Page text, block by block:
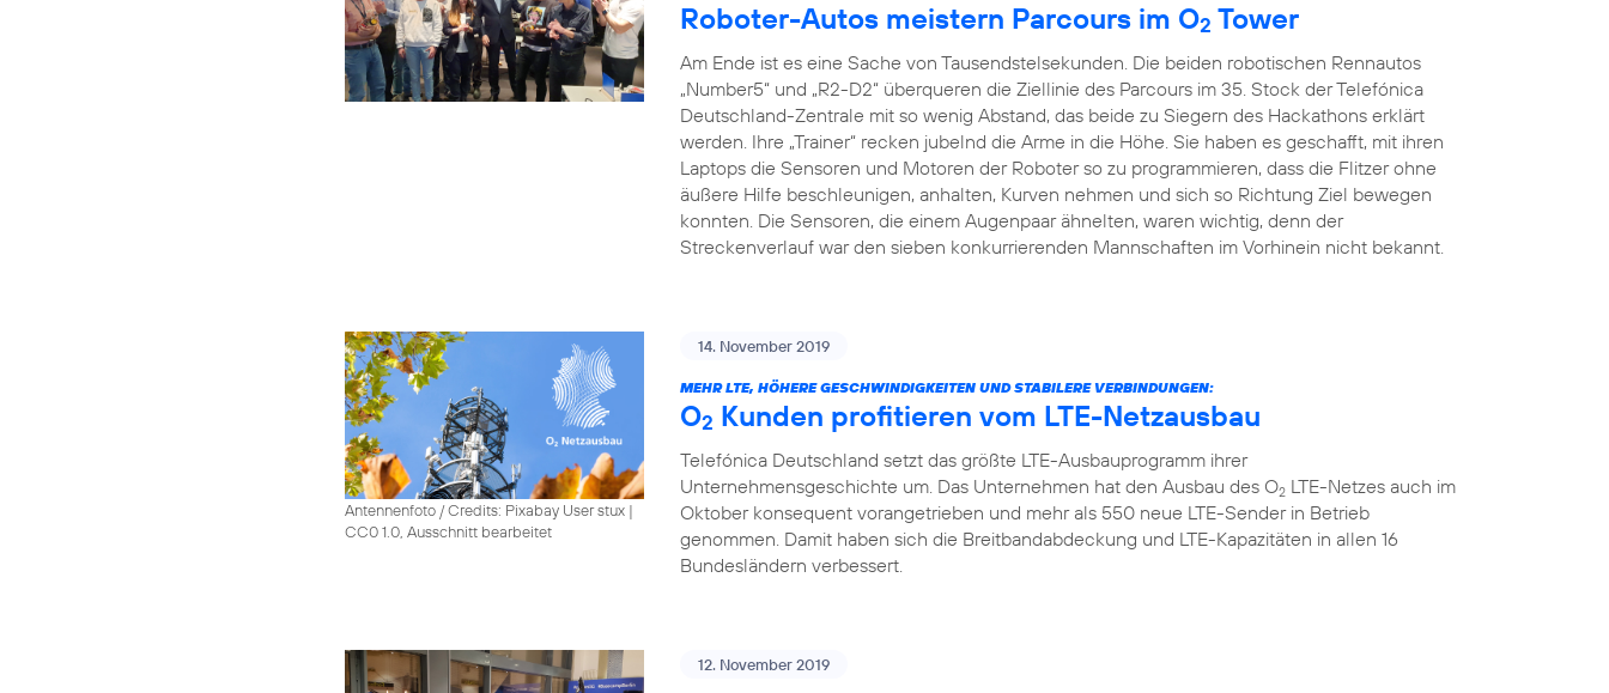
Roboter-Autos meistern Parcours im O2 Tower
Am Ende ist es eine Sache von Tausendstelsekunden. Die beiden robotischen Rennautos
„Number5“ und „R2-D2“ überqueren die Ziellinie des Parcours im 35. Stock der Telefónica
Deutschland-Zentrale mit so wenig Abstand, das beide zu Siegern des Hackathons erklärt
werden. Ihre „Trainer“ recken jubelnd die Arme in die Höhe. Sie haben es geschafft, mit ihren
Laptops die Sensoren und Motoren der Roboter so zu programmieren, dass die Flitzer ohne
äußere Hilfe beschleunigen, anhalten, Kurven nehmen und sich so Richtung Ziel bewegen
konnten. Die Sensoren, die einem Augenpaar ähnelten, waren wichtig, denn der
Streckenverlauf war den sieben konkurrierenden Mannschaften im Vorhinein nicht bekannt.
Antennenfoto / Credits: Pixabay User stux |
CC0 1.0, Ausschnitt bearbeitet
14. November 2019
MEHR LTE, HÖHERE GESCHWINDIGKEITEN UND STABILERE VERBINDUNGEN:
O2 Kunden profitieren vom LTE-Netzausbau
Telefónica Deutschland setzt das größte LTE-Ausbauprogramm ihrer
Unternehmensgeschichte um. Das Unternehmen hat den Ausbau des O2 LTE-Netzes auch im
Oktober konsequent vorangetrieben und mehr als 550 neue LTE-Sender in Betrieb
genommen. Damit haben sich die Breitbandabdeckung und LTE-Kapazitäten in allen 16
Bundesländern verbessert.
12. November 2019